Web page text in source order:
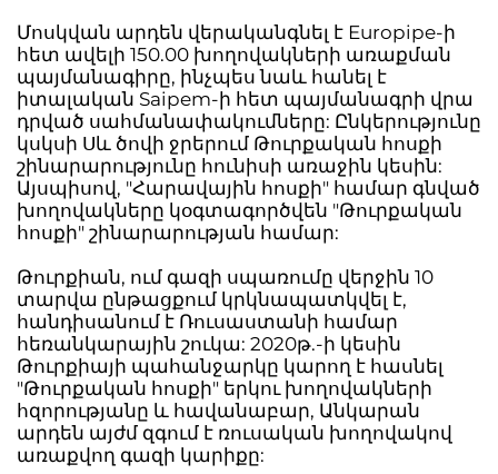
Մոսկվան արդեն վերականգնել է Europipe-ի
հետ ավելի 150.00 խողովակների առաքման
պայմանագիրը, ինչպես նաև հանել է
իտալական Saipem-ի հետ պայմանագրի վրա
դրված սահմանափակումները: Ընկերությունը
կսկսի Սև ծովի ջրերում Թուրքական հոսքի
շինարարությունը հունիսի առաջին կեսին:
Այսպիսով, "Հարավային հոսքի" համար գնված
խողովակները կօգտագործվեն "Թուրքական
հոսքի" շինարարության համար:
Թուրքիան, ում գազի սպառումը վերջին 10
տարվա ընթացքում կրկնապատկվել է,
հանդիսանում է Ռուսաստանի համար
հեռանկարային շուկա: 2020թ.-ի կեսին
Թուրքիայի պահանջարկը կարող է հասնել
"Թուրքական հոսքի" երկու խողովակների
հզորությանը և հավանաբար, Անկարան
արդեն այժմ զգում է ռուսական խողովակով
առաքվող գազի կարիքը: